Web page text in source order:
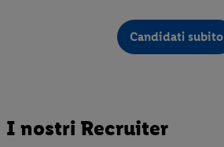
Candidati subito
I nostri Recruiter